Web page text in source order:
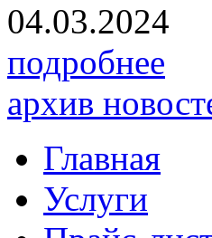
04.03.2024
подробнее
архив
Главная
Услуги